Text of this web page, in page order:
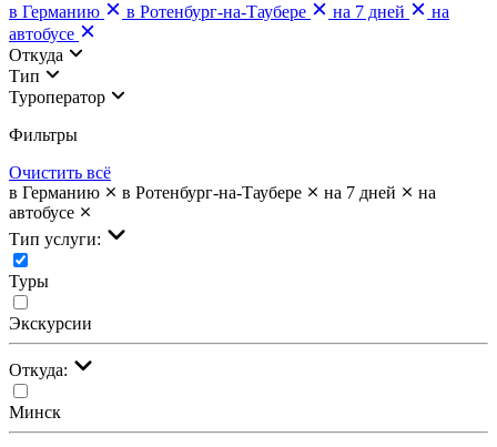
в Германию
в Ротенбург-на-Таубере на 7 дней
на
автобусе
Откуда
Тип
Туроператор
Фильтры
Очистить всё
в Германию
в Ротенбург-на-Таубере на 7 дней
на
автобусе
Тип услуги:
Туры
Экскурсии
Откуда:
Минск